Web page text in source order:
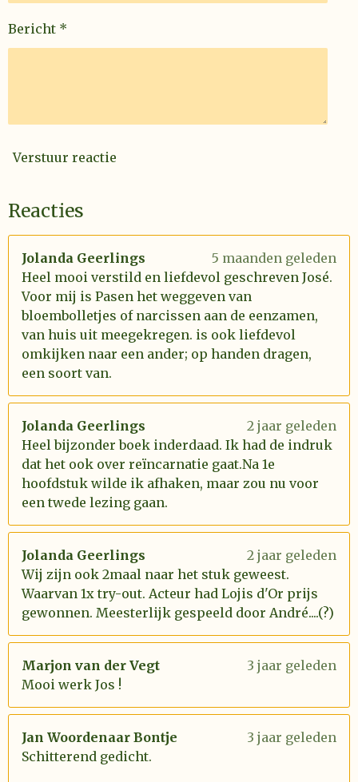
Bericht *
Verstuur reactie
Reacties
Jolanda Geerlings
5 maanden geleden
Heel mooi verstild en liefdevol geschreven José.
Voor mij is Pasen het weggeven van
bloembolletjes of narcissen aan de eenzamen,
van huis uit meegekregen. is ook liefdevol
omkijken naar een ander; op handen dragen,
een soort van.
Jolanda Geerlings
2 jaar geleden
Heel bijzonder boek inderdaad. Ik had de indruk
dat het ook over reïncarnatie gaat.Na 1e
hoofdstuk wilde ik afhaken, maar zou nu voor
een twede lezing gaan.
Jolanda Geerlings
2 jaar geleden
Wij zijn ook 2maal naar het stuk geweest.
Waarvan 1x try-out. Acteur had Lojis d'Or prijs
gewonnen. Meesterlijk gespeeld door André....(?)
Marjon van der Vegt
3 jaar geleden
Mooi werk Jos !
Jan Woordenaar Bontje
3 jaar geleden
Schitterend gedicht.